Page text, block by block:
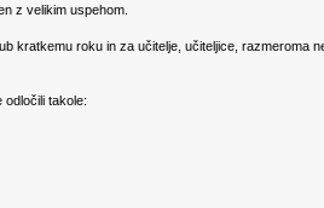
z velikim uspehom.
kratkemu roku in za učitelje, učiteljice,
odločili takole: